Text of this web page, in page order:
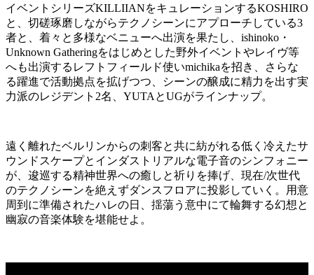
イベントシリーズKILLIIANをキュレーションするKOSHIRO
と、切磋琢磨しながらテクノシーンにアプローチしている3
者と、着々と多様なベニューへ出演を果たし、ishinoko・
Unknown Gatheringをはじめとした野外イベントやレイヴ等
へも出演するレフトフィールド使いmichikaを招き、さらな
る躍進で活動拠点を拡げつつ、シーンの醸成に精力を出す実
力派のレジデント2名、YUTAとUGがラインナップ。
遠く離れたベルリンからの刺客と共に紡がれる低く冷えたサ
ウンドスケープとインダストリアルな電子音のシンフォニー
が、逡巡する精神世界への癒しと祈りを捧げ、現在/次世代
のテクノシーンを絶えずダンスフロアに投影していく。用意
周到に準備されたハレの日、揺蕩う意中にて輪舞する幻想と
幽寂の音楽体験を堪能せよ。